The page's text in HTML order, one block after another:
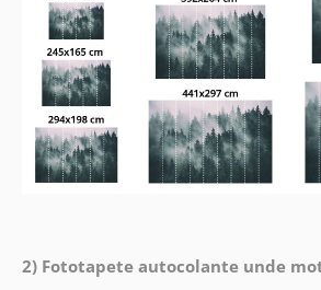
2) Fototapete autocolante unde